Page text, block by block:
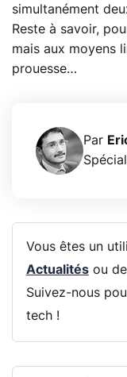
simultanément
Reste à savoir,
mais aux moyens
prouesse…
Par
Vous êtes un
Actualitésou de
Suivez-nous
tech !